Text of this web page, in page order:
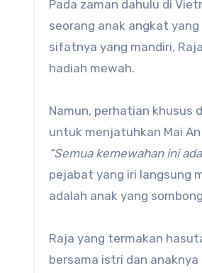
Pada zaman dahulu di
seorang anak angkat
sifatnya yang mandiri,
hadiah mewah.
Namun, perhatian khusus
untuk menjatuhkan Mai
“Semua kemewahan ini
pejabat yang iri langsung
adalah anak yang
Raja yang termakan
bersama istri dan